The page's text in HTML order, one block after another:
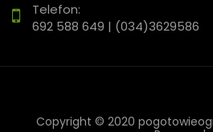
Telefon:
692 588 649 | (034)3629586
Copyright © 2020